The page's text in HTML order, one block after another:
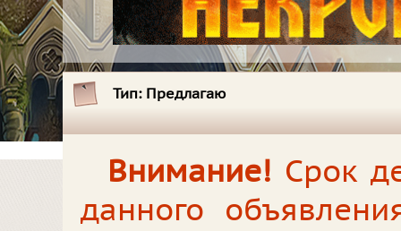
Тип: Предлагаю
Внимание! Срок
данного